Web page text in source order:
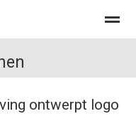
ontwerpt logo